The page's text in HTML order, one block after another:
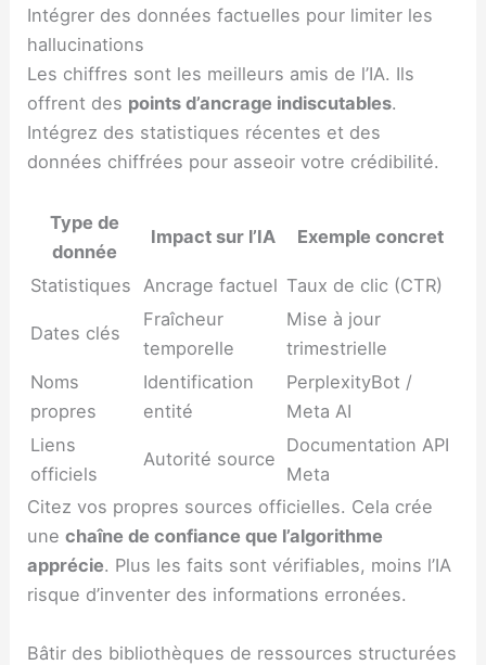
Intégrer des données factuelles pour limiter les
hallucinations
Les chiffres sont les meilleurs amis de l’IA. Ils
offrent des points d’ancrage indiscutables.
Intégrez des statistiques récentes et des
données chiffrées pour asseoir votre crédibilité.
Type de
donnée
Impact sur l’IA Exemple concret
Statistiques Ancrage factuel Taux de clic (CTR)
Dates clés
Fraîcheur
temporelle
Mise à jour
trimestrielle
Noms
propres
Identification
entité
PerplexityBot /
Meta AI
Liens
officiels
Autorité source
Documentation API
Meta
Citez vos propres sources officielles. Cela crée
unechaîne de confiance que l’algorithme
apprécie. Plus les faits sont vérifiables, moins l’IA
risque d’inventer des informations erronées.
Bâtir des bibliothèques de ressources structurées